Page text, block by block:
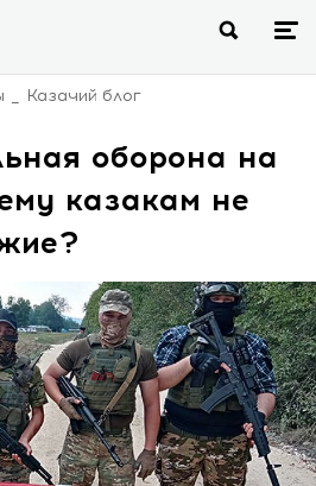
Казачий блог
оборона на
казакам не